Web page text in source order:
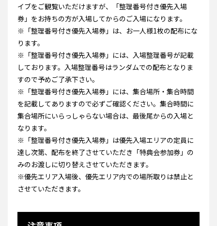
イブをご観覧いただけますが、「整理番号付き優先入場
券」をお持ちの方が入場してからのご入場になります。
※「整理番号付き優先入場券」は、お一人様1枚の配布にな
ります。
※「整理番号付き優先入場券」には、入場整理番号が記載
しております。入場整理番号はランダムでの配布となりま
すので予めご了承下さい。
※「整理番号付き優先入場券」には、集合場所・集合時間
を記載してありますので必ずご確認ください。集合時間に
集合場所にいらっしゃらない場合は、最後尾からの入場と
なります。
※「整理番号付き優先入場券」は優先入場エリアの定員に
達し次第、配布を終了させていただき「特典会参加券」の
みのお渡しに切り替えさせていただきます。
※優先エリア入場後、優先エリア内での場所取りは禁止と
させていただきます。